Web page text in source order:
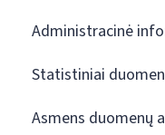
Administracinė
Statistiniai
Asmens duomenų